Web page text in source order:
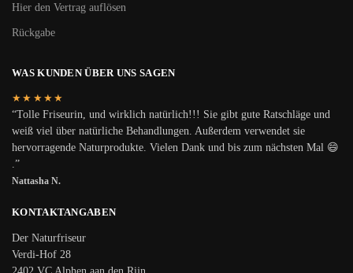
Hier den Vertrag auflösen
Rückgabe
WAS KUNDEN ÜBER UNS SAGEN
★★★★★
“Tolle Friseurin, und wirklich natürlich!!! Sie gibt gute Ratschläge und
weiß viel über natürliche Behandlungen. Außerdem verwendet sie
hervorragende Naturprodukte. Vielen Dank und bis zum nächsten Mal 😄
.”
Nattasha N.
KONTAKTANGABEN
Der Naturfriseur
Verdi-Hof 28